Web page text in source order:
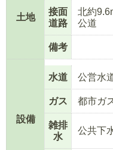
土地
接面
道路
北約
公道
備考
設備
水道 公営水
ガス 都市ガ
雑排
水
公共下